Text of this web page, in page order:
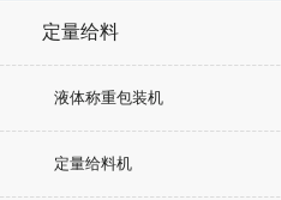
定量给料
液体称重包装机
定量给料机